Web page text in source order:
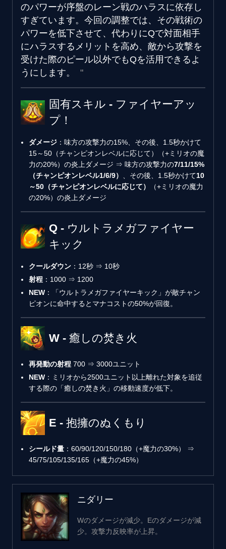
のパワーが序盤のレーン戦のハラスに依存し
すぎています。今回の調整では、その戦術の
パワーを低下させて、代わりにQで対面相手
にハラスするメリットを高め、敵から攻撃を
受けた際のピール以外でもQを活用できるよ
うにします。
固有スキル - ファイヤーアッ
プ！
ダメージ ：味方の攻撃力の15%、その後、1.5秒かけて
15～50（チャンピオンレベルに応じて）（+ミリオの魔
力の20%）の炎上ダメージ ⇒ 味方の攻撃力の7/11/15%
（チャンピオンレベル1/6/9）
、その後、1.5秒かけて10
～50（チャンピオンレベルに応じて）
（+ミリオの魔力
の20%）の炎上ダメージ
Q - ウルトラメガファイヤー
キック
クールダウン ：12秒 ⇒ 10秒
射程 ：1000 ⇒ 1200
NEW ：「ウルトラメガファイヤーキック」が敵チャン
ピオンに命中するとマナコストの50%が回復。
W - 癒しの焚き火
再発動の射程 700 ⇒ 3000ユニット
NEW ：ミリオから2500ユニット以上離れた対象を追従
する際の「癒しの焚き火」の移動速度が低下。
E - 抱擁のぬくもり
シールド量 ：60/90/120/150/180（+魔力の30%） ⇒
45/75/105/135/165（+魔力の45%）
ニダリー
Wのダメージが減少。Eのダメージが減
少。攻撃力反映率が上昇。